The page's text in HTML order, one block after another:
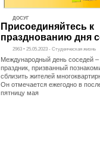
ДОСУГ
Присоединяйтесь к
празднованию дня
2963 • 25.05.2023 - Студенческая жизнь
Международный день соседей –
праздник, призванный
сблизить жителей
Он отмечается ежегодно в
пятницу мая